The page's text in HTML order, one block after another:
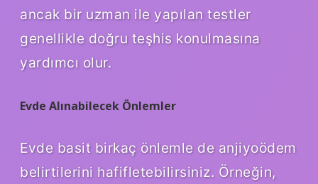
ancak bir uzman ile yapılan testler
genellikle doğru teşhis konulmasına
yardımcı olur.
Evde Alınabilecek Önlemler
Evde basit birkaç önlemle de anjiyoödem
belirtilerini hafifletebilirsiniz. Örneğin,